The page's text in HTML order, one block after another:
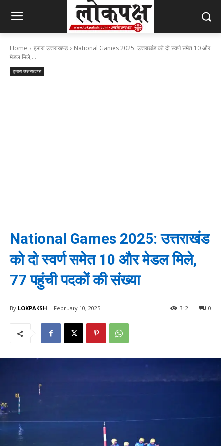
Home हमारा उत्तराखण्ड
National Games 2025: उत्तराखंड को दो स्वर्ण समेत 10 और
मेडल मिले,...
हमारा उत्तराखण्ड
National Games 2025: उत्तराखंड
को दो स्वर्ण समेत 10 और मेडल मिले,
77 पहुंची पदकों की संख्या
By LOKPAKSH February 10, 2025 0
312